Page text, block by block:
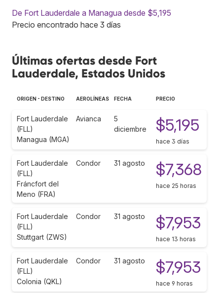
De Fort Lauderdale a Managua desde $5,195
Precio encontrado hace 3 días
Últimas ofertas desde Fort
Lauderdale, Estados Unidos
ORIGEN - DESTINO AEROLÍNEAS FECHA PRECIO
Fort Lauderdale
(FLL)
Managua (MGA)
Avianca
5
diciembre
$5,195
hace 3 días
Fort Lauderdale
(FLL)
Fráncfort del
Meno (FRA)
Condor 31 agosto $7,368
hace 25 horas
Fort Lauderdale
(FLL)
Stuttgart (ZWS)
Condor 31 agosto $7,953
hace 13 horas
Fort Lauderdale
(FLL)
Colonia (QKL)
Condor 31 agosto $7,953
hace 9 horas